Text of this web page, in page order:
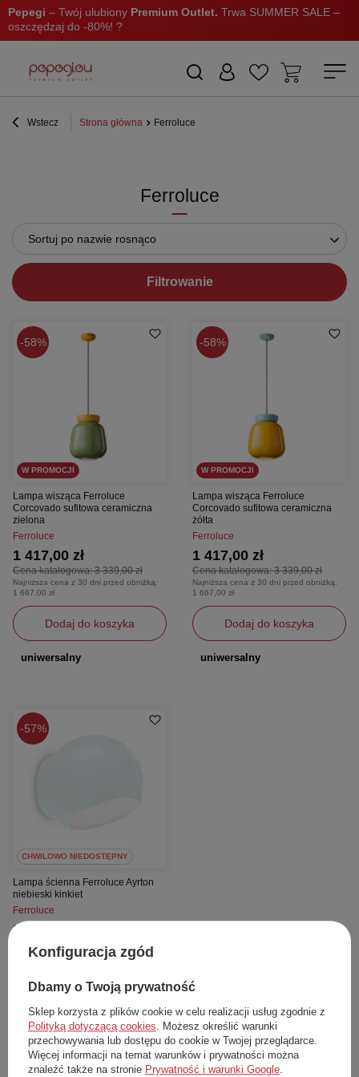
Pepegi – Twój ulubiony Premium Outlet. Trwa SUMMER SALE –
oszczędzaj do -80%! ?
Wstecz Strona główna Ferroluce
Ferroluce
Sortuj po nazwie rosnąco
Filtrowanie
58%
W PROMOCJI
Lampa wisząca Ferroluce
Corcovado sufitowa ceramiczna
zielona
Ferroluce
Cena katalogowa:3 339,00 zł
1 417,00 zł
Najniższa cena z 30 dni przed obniżką:
1 667,00 zł
Dodaj do koszyka
uniwersalny
58%
W PROMOCJI
Lampa wisząca Ferroluce
Corcovado sufitowa ceramiczna
żółta
Ferroluce
Cena katalogowa:3 339,00 zł
1 417,00 zł
Najniższa cena z 30 dni przed obniżką:
1 667,00 zł
Dodaj do koszyka
uniwersalny
57%
CHWILOWO NIEDOSTĘPNY
Lampa ścienna Ferroluce Ayrton
niebieski kinkiet
Ferroluce
Cena katalogowa: 1 969,00 zł
839,00 zł
Najniższa cena z 30 dni przed obniżką:
Przejdź do karty towaru
uniwersalny
Konfiguracja zgód
Dbamy o Twoją prywatność
Sklep korzysta z plików cookie w celu realizacji usług zgodnie z
Polityką dotyczącą cookies. Możesz określić warunki
przechowywania lub dostępu do cookie w Twojej przeglądarce.
Więcej informacji na temat warunków i prywatności można
znaleźć także na stronie Prywatność i warunki Google.